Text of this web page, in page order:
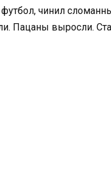
чинил
Пацаны выросли.